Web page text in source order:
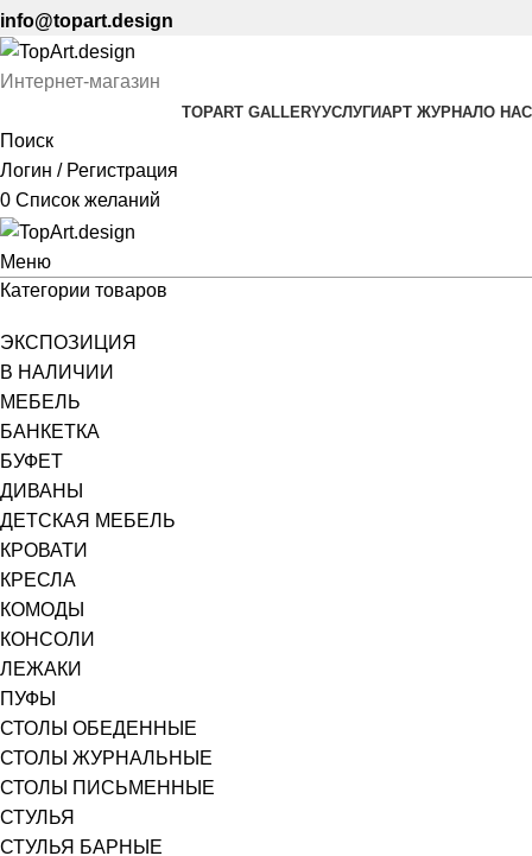
info@topart.design
Интернет-магазин
TOPART GALLERYУСЛУГИАРТ ЖУРНАЛО НАС
Поиск
Логин / Регистрация
0 Список желаний
Меню
Категории товаров
ЭКСПОЗИЦИЯ
В НАЛИЧИИ
МЕБЕЛЬ
БАНКЕТКА
БУФЕТ
ДИВАНЫ
ДЕТСКАЯ МЕБЕЛЬ
КРОВАТИ
КРЕСЛА
КОМОДЫ
КОНСОЛИ
ЛЕЖАКИ
ПУФЫ
СТОЛЫ ОБЕДЕННЫЕ
СТОЛЫ ЖУРНАЛЬНЫЕ
СТОЛЫ ПИСЬМЕННЫЕ
СТУЛЬЯ
СТУЛЬЯ БАРНЫЕ